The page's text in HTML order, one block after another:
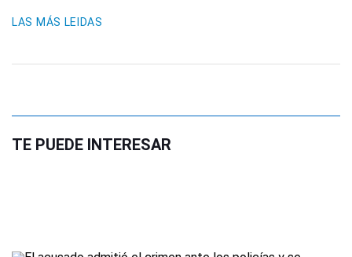
LAS MÁS LEIDAS
TE PUEDE INTERESAR